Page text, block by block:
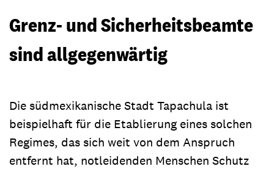
Grenz- und Sicherheitsbeamte
sind allgegenwärtig
Die südmexikanische Stadt Tapachula ist
beispielhaft für die Etablierung eines solchen
Regimes, das sich weit von dem Anspruch
entfernt hat, notleidenden Menschen Schutz